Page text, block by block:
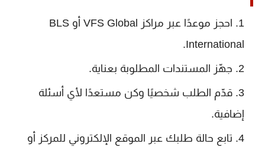
احجز موعدًا عبر مراكز VFS Global أو BLS
International
.
جهّز المستندات المطلوبة بعناية.
قدّم الطلب شخصيًا وكن مستعدًا لأي أسئلة
إضافية.
تابع حالة طلبك عبر الموقع الإلكتروني للمركز أو